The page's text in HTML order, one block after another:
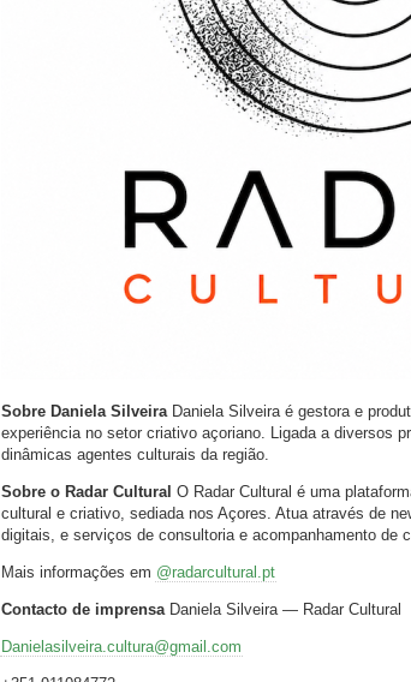
Sobre Daniela SilveiraDaniela Silveira é gestora e
experiência no setor criativo açoriano. Ligada a diversos
dinâmicas agentes culturais da região.
Sobre o Radar Cultural O Radar Cultural é uma
cultural e criativo, sediada nos Açores. Atua através de
digitais, e serviços de consultoria e acompanhamento de
Mais informações em @radarcultural.pt
Contacto de imprensaDaniela Silveira — Radar Cultural
Danielasilveira.cultura@gmail.com